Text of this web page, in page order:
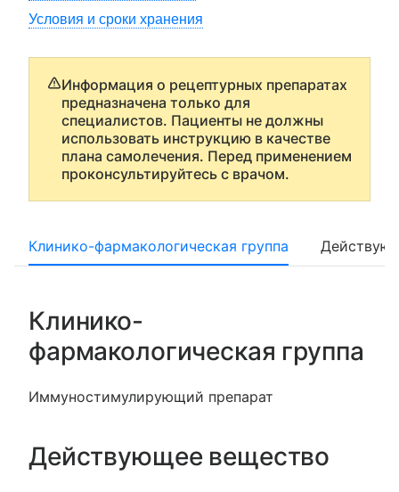
Условия и сроки хранения
Информация о рецептурных препаратах
предназначена только для
специалистов. Пациенты не должны
использовать инструкцию в качестве
плана самолечения. Перед применением
проконсультируйтесь с врачом.
Клинико-фармакологическая группа
Клинико-
фармакологическая группа
Иммуностимулирующий препарат
Действующее вещество